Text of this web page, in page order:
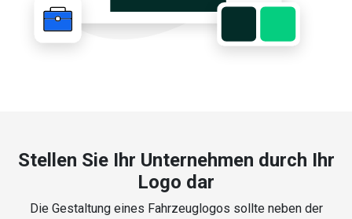
Stellen Sie Ihr Unternehmen durch Ihr
Logo dar
Die Gestaltung eines Fahrzeuglogos sollte neben der